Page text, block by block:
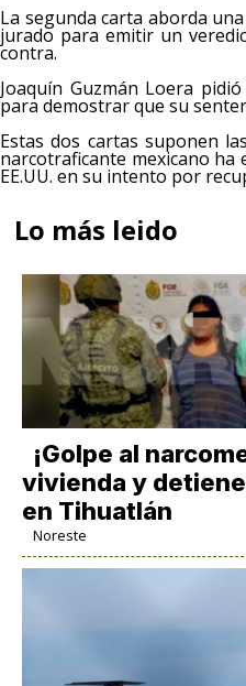
La segunda carta aborda
jurado para emitir un
contra.
Joaquín Guzmán Loera
para demostrar que su
Estas dos cartas suponen
narcotraficante mexicano ha
EE.UU. en su intento por
Lo más leido
¡Golpe al
vivienda y
en Tihuatlán
Noreste